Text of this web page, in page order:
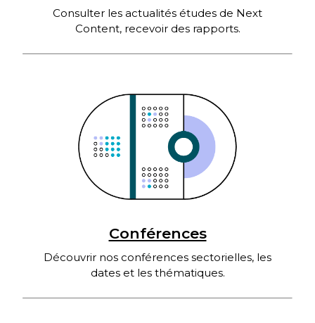
Consulter les actualités études de Next
Content, recevoir des rapports.
Conférences
Découvrir nos conférences sectorielles, les
dates et les thématiques.